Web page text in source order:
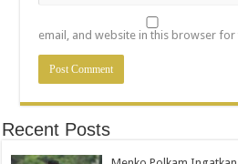
email, and website in this browser
Recent Posts